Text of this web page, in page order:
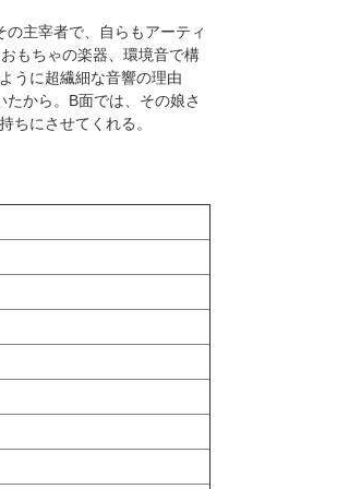
主宰者で、自らもアーティ
もちゃの楽器、環境音で構
うに超繊細な音響の理由
から。B面では、その娘さ
ちにさせてくれる。